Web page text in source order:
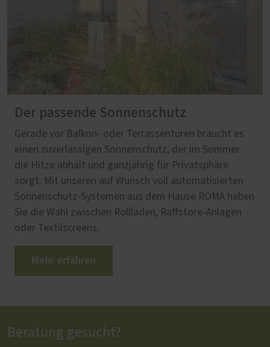
Der passende Sonnenschutz
Gerade vor Balkon- oder Terrassentüren braucht es
einen zuverlässigen Sonnenschutz, der im Sommer
die Hitze abhält und ganzjährig für Privatsphäre
sorgt. Mit unseren auf Wunsch voll automatisierten
Sonnenschutz-Systemen aus dem Hause ROMA haben
Sie die Wahl zwischen Rollläden, Raffstore-Anlagen
oder Textilscreens.
Mehr erfahren
Beratung gesucht?